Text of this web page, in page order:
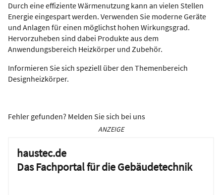
Durch eine effiziente Wärmenutzung kann an vielen Stellen
Energie eingespart werden. Verwenden Sie moderne Geräte
und Anlagen für einen möglichst hohen Wirkungsgrad.
Hervorzuheben sind dabei Produkte aus dem
Anwendungsbereich Heizkörper und Zubehör.
Informieren Sie sich speziell über den Themenbereich
Designheizkörper.
Fehler gefunden? Melden Sie sich bei uns
ANZEIGE
haustec.de
Das Fachportal für die Gebäudetechnik